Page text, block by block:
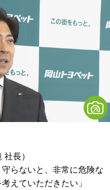
長）
守らないと、非常に危険な
えていただきたい」